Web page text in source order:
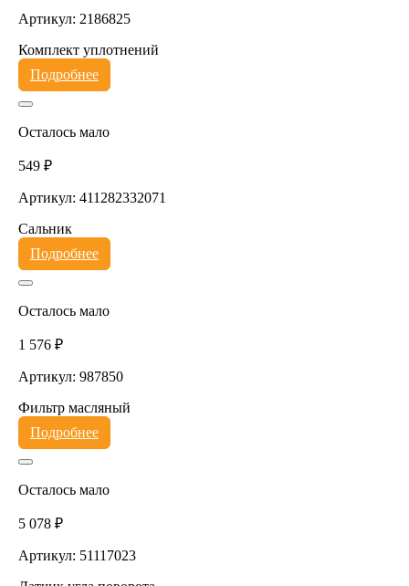
Артикул: 2186825
Комплект уплотнений
Подробнее
Осталось мало
549 ₽
Артикул: 411282332071
Сальник
Подробнее
Осталось мало
1 576 ₽
Артикул: 987850
Фильтр масляный
Подробнее
Осталось мало
5 078 ₽
Артикул: 51117023